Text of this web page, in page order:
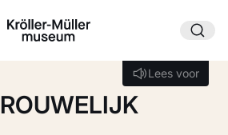
Lees voor
Lees voor